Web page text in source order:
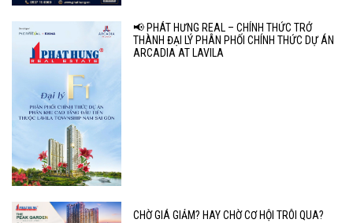
📢 PHÁT HƯNG REAL – CHÍNH THỨC TRỞ
THÀNH ĐẠI LÝ PHÂN PHỐI CHÍNH THỨC DỰ ÁN
ARCADIA AT LAVILA
CHỜ GIÁ GIẢM? HAY CHỜ CƠ HỘI TRÔI QUA?